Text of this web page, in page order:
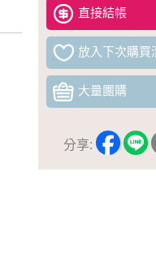
直接結帳
放入下次購買
大量團購
分享: